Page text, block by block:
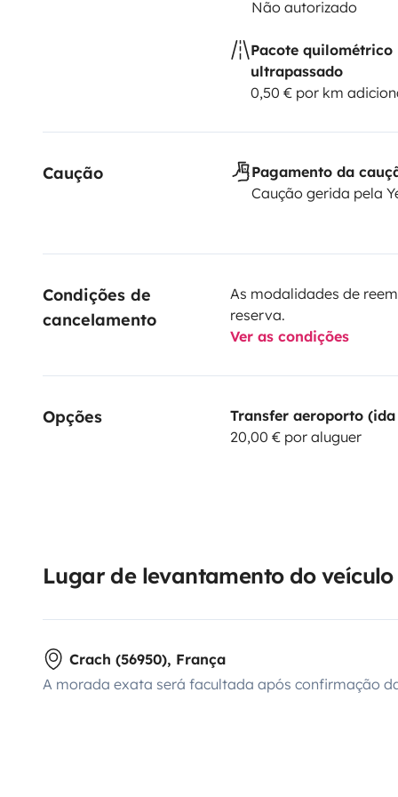
Não autorizado
Pacote quilométrico
ultrapassado
0,50 € por km
Caução
Pagamento da
Caução gerida pela
Condições de
cancelamento
As modalidades de
reserva.
Ver as condições
Opções
Transfer aeroporto
20,00 € por aluguer
Lugar de levantamento do veículo
Crach (56950), França
A morada exata será facultada após confirmação